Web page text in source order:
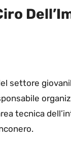
settore
tecnica